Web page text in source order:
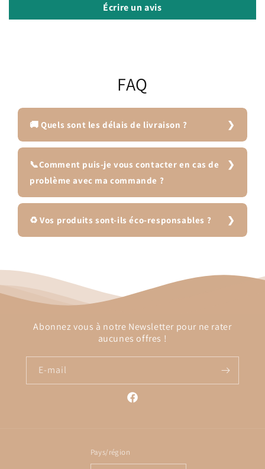
Écrire un avis
FAQ
🚚 Quels sont les délais de livraison ?
📞Comment puis-je vous contacter en cas de
problème avec ma commande ?
♻️ Vos produits sont-ils éco-responsables ?
Abonnez vous à notre Newsletter pour ne rater
aucunes offres !
E-mail
Facebook
Pays/région